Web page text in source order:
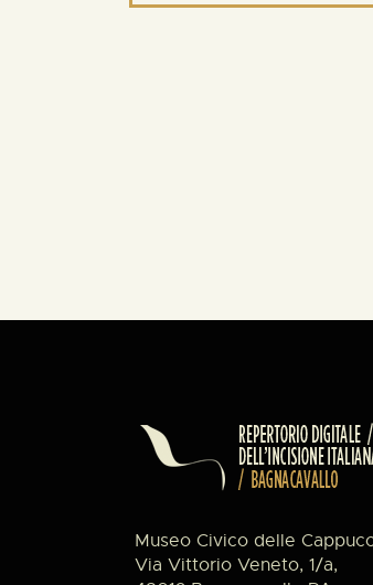
Museo Civico delle
Via Vittorio Veneto, 1/a,